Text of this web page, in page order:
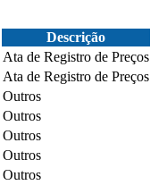
Descrição
Ata de Registro de Preços
Ata de Registro de Preços
Outros
Outros
Outros
Outros
Outros